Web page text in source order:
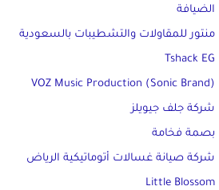
الضيافة
منتور للمقاولات والتشطيبات بالسعودية
Tshack EG
VOZ Music Production (Sonic Brand)
شركة جلف جيويلز
بصمة فخامة
شركة صيانة غسالات أتوماتيكية الرياض
Little Blossom